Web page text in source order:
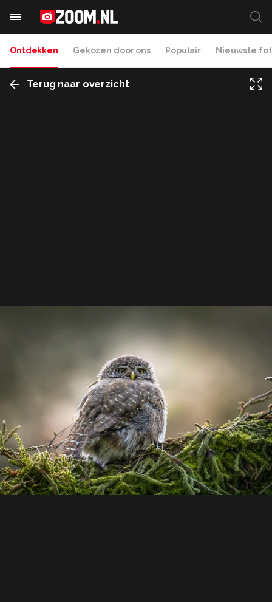
Ontdekken Gekozen door ons Populair Nieuwste
Terug naar overzicht